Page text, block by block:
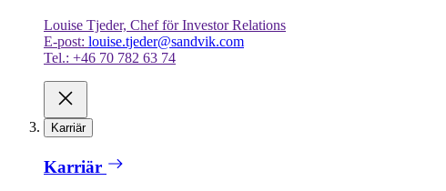
Louise Tjeder, Chef för Investor Relations
E-post: louise.tjeder@sandvik.com
Tel.: +46 70 782 63 74
Karriär
Karriär